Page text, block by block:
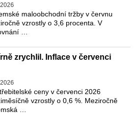
maloobchodní tržby v červnu
vzrostly o 3,6 procenta. V
…
zrychlil. Inflace v červenci
ceny v červenci 2026
vzrostly o 0,6 %. Meziročně
…